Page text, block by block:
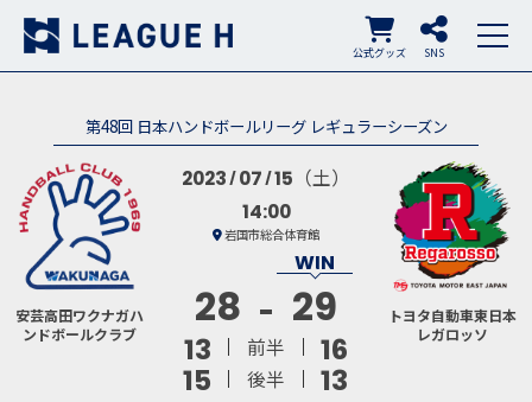
SNS
公式グッズ
第48回 日本ハンドボールリーグ レギュラーシーズン
安芸高田ワクナガハ
ンドボールクラブ
2023 07 15 （土）
14:00
岩国市総合体育館
28 29
13 前半
16
15
後半 13
トヨタ自動車東日本
レガロッソ